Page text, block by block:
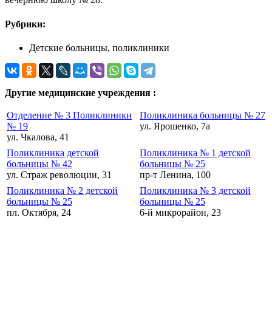
Рубрики:
Детские больницы, поликлиники
Другие медицинские учреждения :
Отделение № 3 Поликлиники
№ 19
ул. Чкалова, 41
Поликлиника больницы № 27
ул. Ярошенко, 7а
Поликлиника детской
больницы № 42
ул. Страж революции, 31
Поликлиника № 1 детской
больницы № 25
пр-т Ленина, 100
Поликлиника № 2 детской
больницы № 25
пл. Октября, 24
Поликлиника № 3 детской
больницы № 25
6-й микрорайон, 23